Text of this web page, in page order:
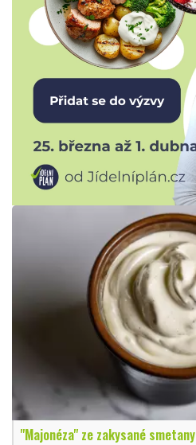
"Majonéza" ze zakysané smetany